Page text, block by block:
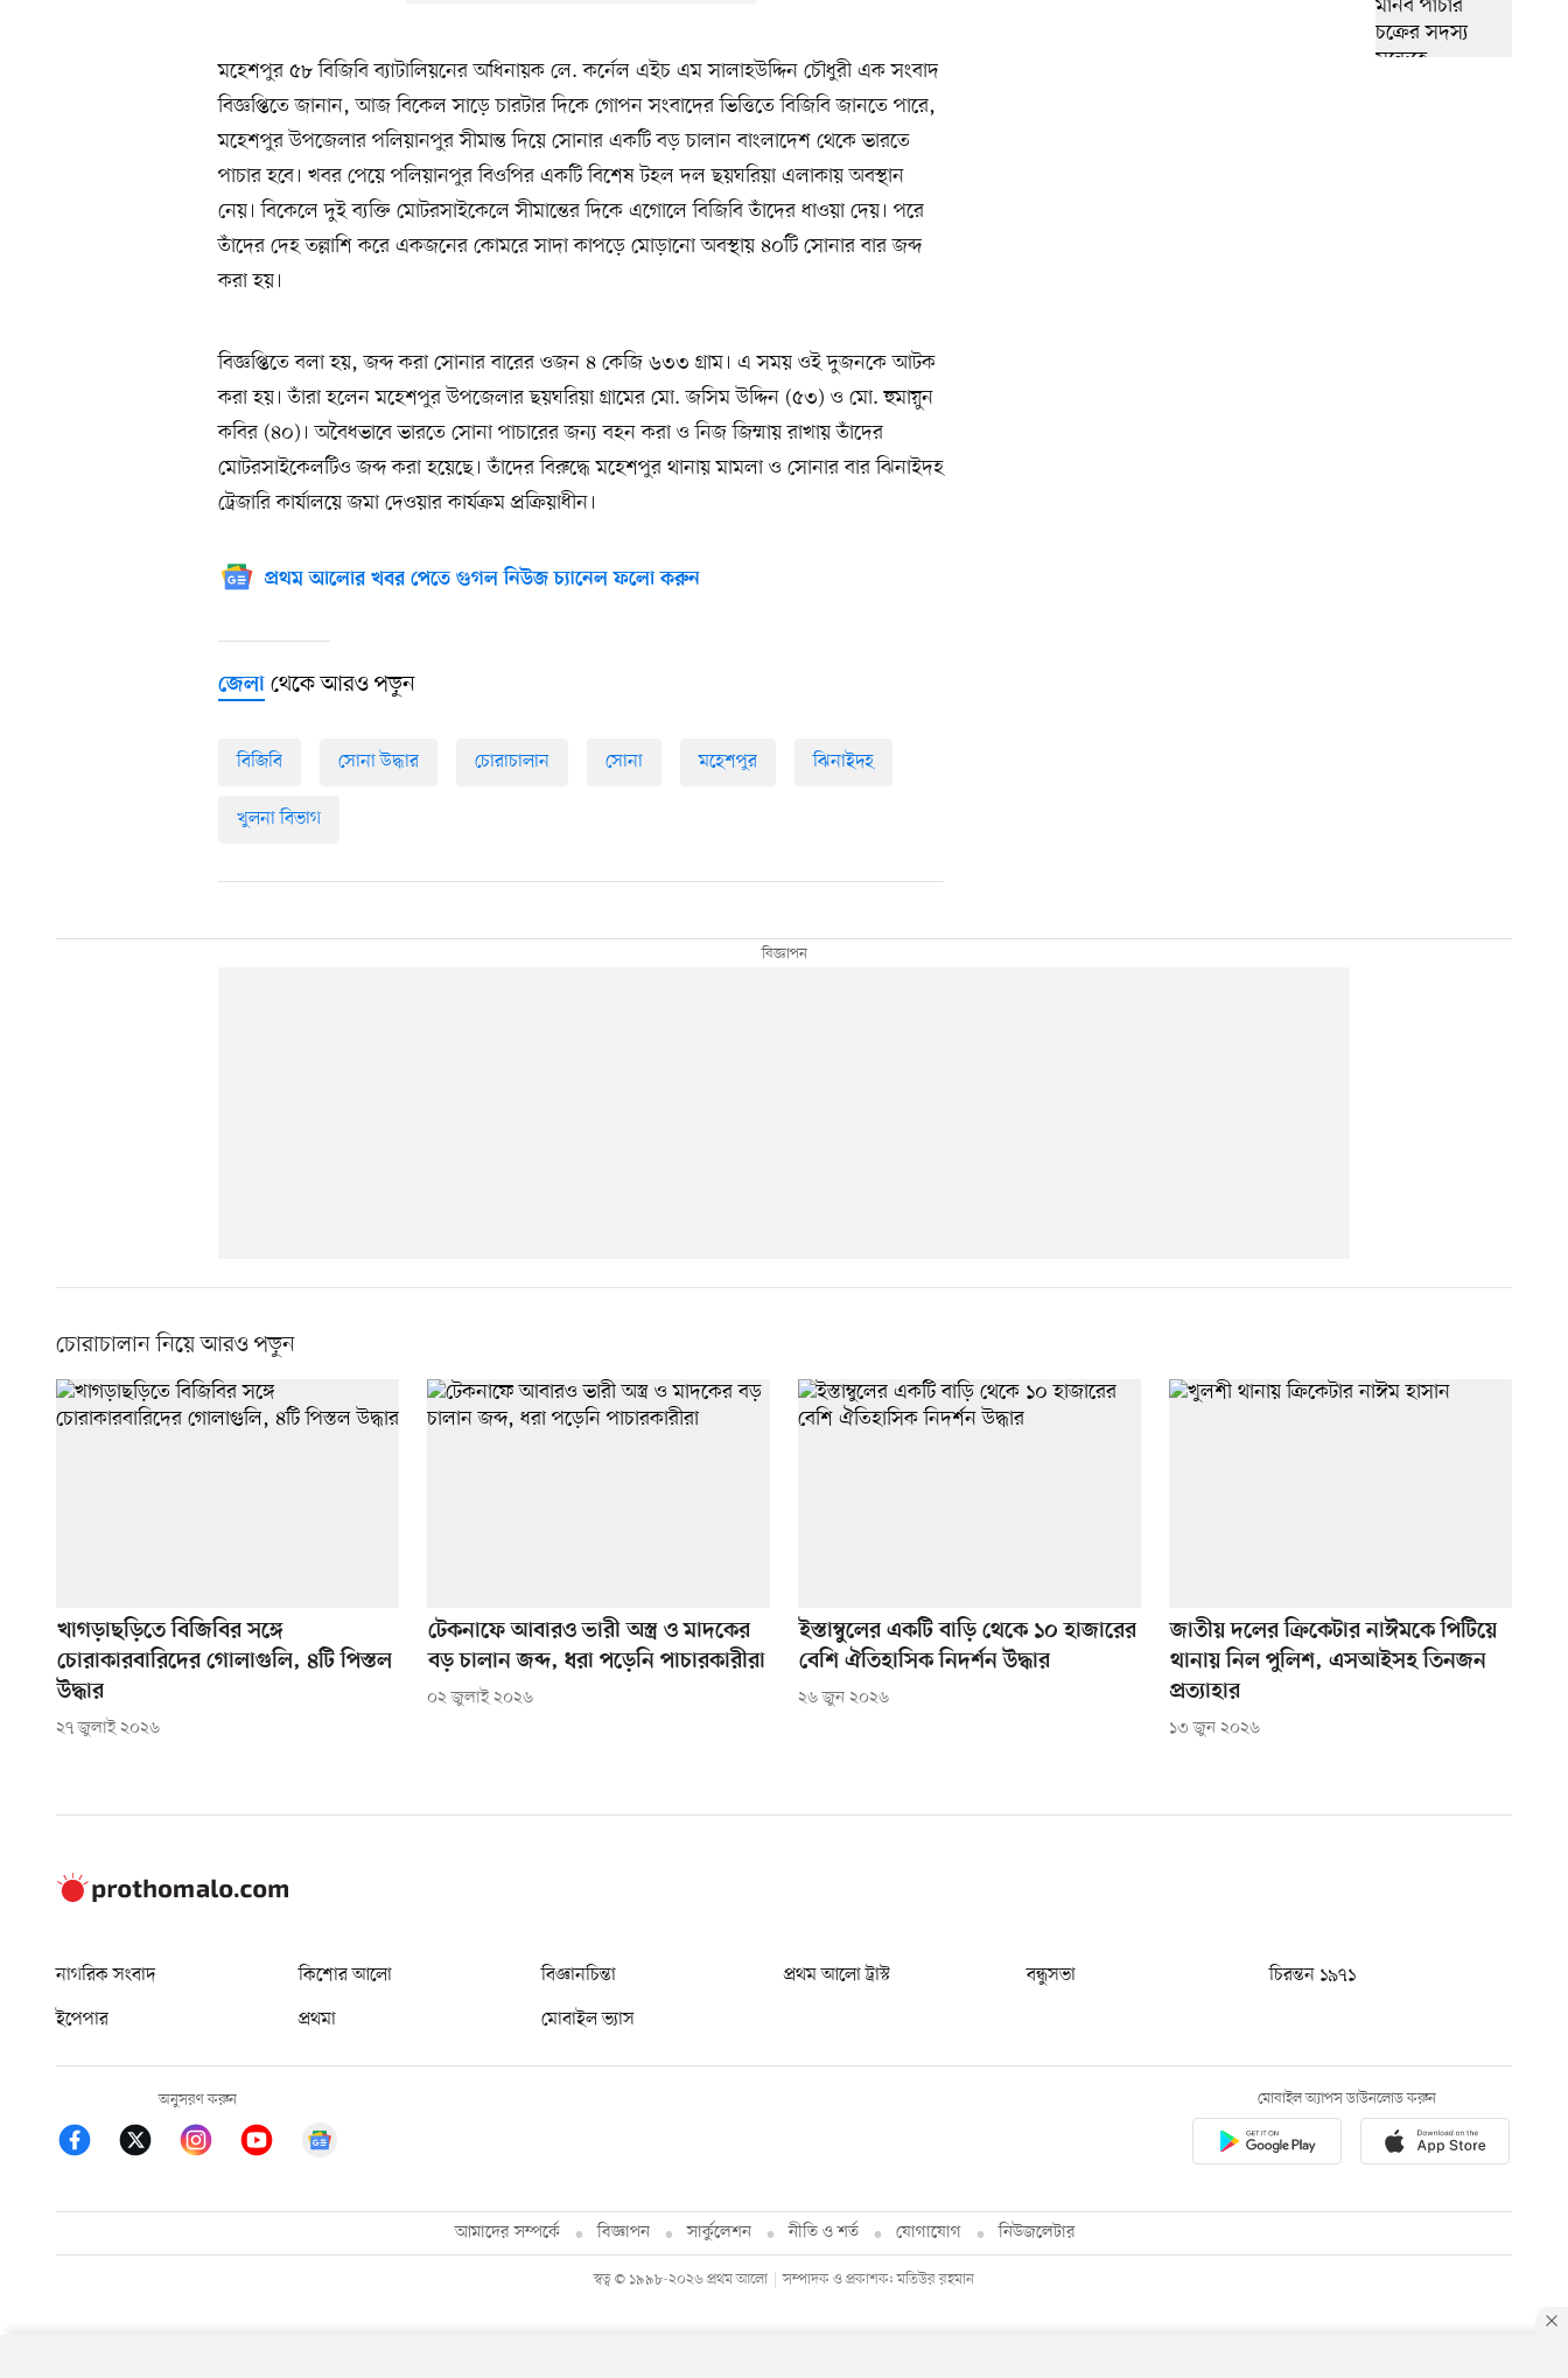
মহেশপুর ৫৮ বিজিবি ব্যাটালিয়নের অধিনায়ক লে. কর্নেল এইচ এম সালাহউদ্দিন চৌধুরী এক সংবাদ
বিজ্ঞপ্তিতে জানান, আজ বিকেল সাড়ে চারটার দিকে গোপন সংবাদের ভিত্তিতে বিজিবি জানতে পারে,
মহেশপুর উপজেলার পলিয়ানপুর সীমান্ত দিয়ে সোনার একটি বড় চালান বাংলাদেশ থেকে ভারতে
পাচার হবে। খবর পেয়ে পলিয়ানপুর বিওপির একটি বিশেষ টহল দল ছয়ঘরিয়া এলাকায় অবস্থান
নেয়। বিকেলে দুই ব্যক্তি মোটরসাইকেলে সীমান্তের দিকে এগোলে বিজিবি তাঁদের ধাওয়া দেয়। পরে
তাঁদের দেহ তল্লাশি করে একজনের কোমরে সাদা কাপড়ে মোড়ানো অবস্থায় ৪০টি সোনার বার জব্দ
করা হয়।
বিজ্ঞপ্তিতে বলা হয়, জব্দ করা সোনার বারের ওজন ৪ কেজি ৬৩৩ গ্রাম। এ সময় ওই দুজনকে আটক
করা হয়। তাঁরা হলেন মহেশপুর উপজেলার ছয়ঘরিয়া গ্রামের মো. জসিম উদ্দিন (৫৩) ও মো. হুমায়ুন
কবির (৪০)। অবৈধভাবে ভারতে সোনা পাচারের জন্য বহন করা ও নিজ জিম্মায় রাখায় তাঁদের
মোটরসাইকেলটিও জব্দ করা হয়েছে। তাঁদের বিরুদ্ধে মহেশপুর থানায় মামলা ও সোনার বার ঝিনাইদহ
ট্রেজারি কার্যালয়ে জমা দেওয়ার কার্যক্রম প্রক্রিয়াধীন।
প্রথম আলোর খবর পেতে গুগল নিউজ চ্যানেল ফলো করুন
জেলা থেকে আরও পড়ুন
বিজিবি সোনা উদ্ধার চোরাচালান সোনা মহেশপুর ঝিনাইদহ
খুলনা বিভাগ
চোরাচালান নিয়ে আরও পড়ুন
খাগড়াছড়িতে বিজিবির সঙ্গে
চোরাকারবারিদের গোলাগুলি, ৪টি পিস্তল
উদ্ধার
২৭ জুলাই ২০২৬
টেকনাফে আবারও ভারী অস্ত্র ও মাদকের
বড় চালান জব্দ, ধরা পড়েনি পাচারকারীরা
০২ জুলাই ২০২৬
ইস্তাম্বুলের একটি বাড়ি থেকে ১০ হাজারের
বেশি ঐতিহাসিক নিদর্শন উদ্ধার
২৬ জুন ২০২৬
জাতীয় দলের ক্রিকেটার নাঈমকে পিটিয়ে
থানায় নিল পুলিশ, এসআইসহ তিনজন
প্রত্যাহার
১৩ জুন ২০২৬
নাগরিক সংবাদ কিশোর আলো বিজ্ঞানচিন্তা প্রথম আলো ট্রাস্ট বন্ধুসভা
চিরন্তন ১৯৭১
ইপেপার
প্রথমা মোবাইল ভ্যাস
অনুসরণ করুন মোবাইল অ্যাপস ডাউনলোড করুন
আমাদের সম্পর্কে বিজ্ঞাপন সার্কুলেশন নীতি ও শর্ত যোগাযোগ নিউজলেটার
স্বত্ব © ১৯৯৮-২০২৬ প্রথম আলো সম্পাদক ও প্রকাশক: মতিউর রহমান